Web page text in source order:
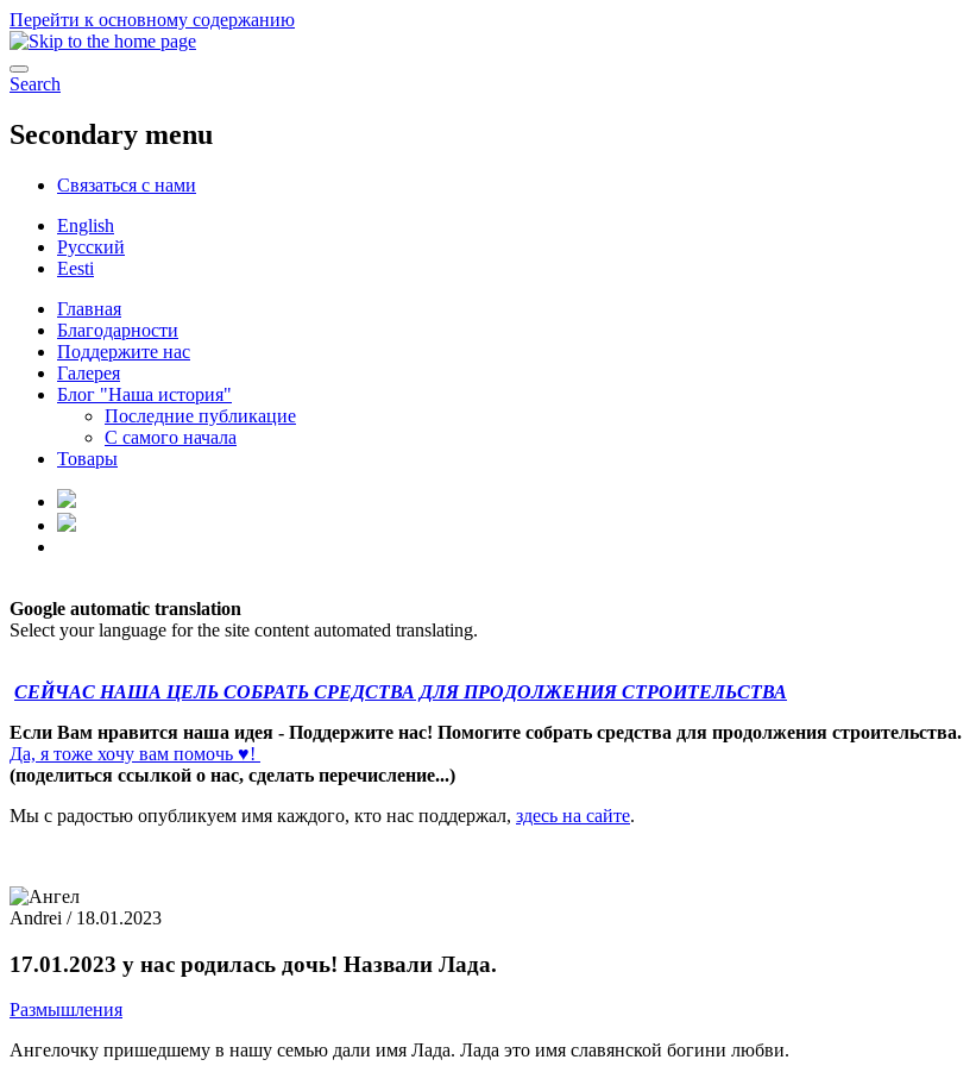
Перейти к основному содержанию
Search
Secondary menu
Связаться с нами
English
Русский
Eesti
Главная
Благодарности
Поддержите нас
Галерея
Блог "Наша история"
Последние публикацие
С самого начала
Товары
Google automatic translation
Select your language for the site content automated translating.
СЕЙЧАС НАША ЦЕЛЬ СОБРАТЬ СРЕДСТВА ДЛЯ ПРОДОЛЖЕНИЯ СТРОИТЕЛЬСТВА
Если Вам нравится наша идея - Поддержите нас! Помогите собрать средства для продолжения строительства.
Да, я тоже хочу вам помочь ♥!
(поделиться ссылкой о нас, сделать перечисление...)
Мы с радостью опубликуем имя каждого, кто нас поддержал, здесь на сайте.
Andrei / 18.01.2023
17.01.2023 у нас родилась дочь! Назвали Лада.
Размышления
Ангелочку пришедшему в нашу семью дали имя Лада. Лада это имя славянской богини любви.